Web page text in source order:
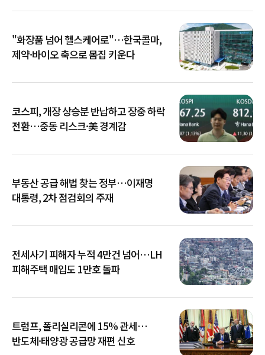
"화장품 넘어 헬스케어로"…한국콜마,
제약·바이오 축으로 몸집 키운다
코스피, 개장 상승분 반납하고 장중 하락
전환…중동 리스크·美 경계감
부동산 공급 해법 찾는 정부…이재명
대통령, 2차 점검회의 주재
전세사기 피해자 누적 4만건 넘어…LH
피해주택 매입도 1만호 돌파
트럼프, 폴리실리콘에 15% 관세…
반도체·태양광 공급망 재편 신호